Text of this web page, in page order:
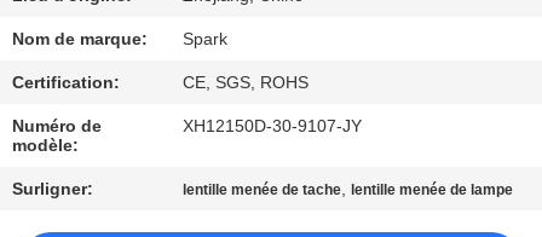
L'USINE
CONTRÔLE
DE
QUALITÉ
Nom de marque: Spark
Certification: CE, SGS, ROHS
Numéro de
modèle:
XH12150D-30-9107-JY
Surligner: lentille menée de tache, lentille menée de lampe